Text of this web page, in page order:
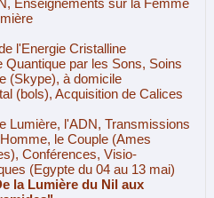
Enseignements sur la Femme
l'Energie Cristalline
Quantique par les Sons, Soins
(Skype), à domicile
(bols), Acquisition de Calices
Lumière, l'ADN, Transmissions
le Couple(Ames
Conférences, Visio-
(Egypte du 04 au 13 mai)
la Lumière du Nil aux